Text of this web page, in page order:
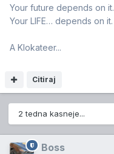
Citiraj
Your future depends on it.
Your LIFE… depends on it.
A Klokateer...
2 tedna kasneje...
Boss